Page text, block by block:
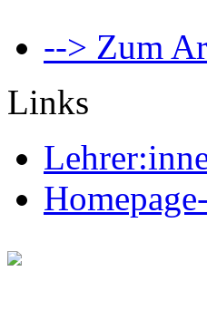
--> Zum
Links